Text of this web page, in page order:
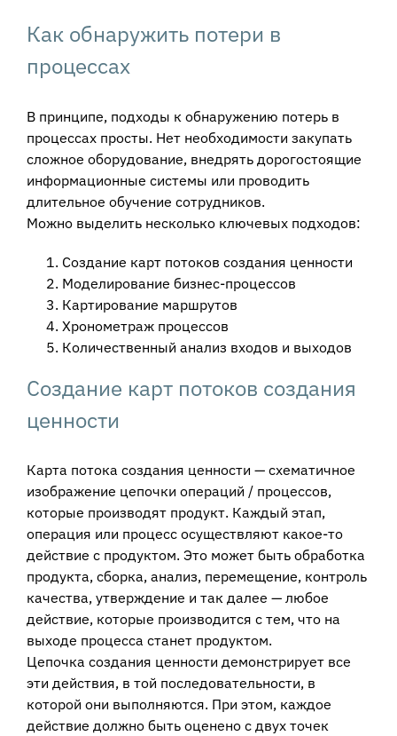
Как обнаружить потери в
процессах
В принципе, подходы к обнаружению потерь в
процессах просты. Нет необходимости закупать
сложное оборудование, внедрять дорогостоящие
информационные системы или проводить
длительное обучение сотрудников.
Можно выделить несколько ключевых подходов:
Создание карт потоков создания ценности
Моделирование бизнес-процессов
Картирование маршрутов
Хронометраж процессов
Количественный анализ входов и выходов
Создание карт потоков создания
ценности
Карта потока создания ценности — схематичное
изображение цепочки операций / процессов,
которые производят продукт. Каждый этап,
операция или процесс осуществляют какое-то
действие с продуктом. Это может быть обработка
продукта, сборка, анализ, перемещение, контроль
качества, утверждение и так далее — любое
действие, которые производится с тем, что на
выходе процесса станет продуктом.
Цепочка создания ценности демонстрирует все
эти действия, в той последовательности, в
которой они выполняются. При этом, каждое
действие должно быть оценено с двух точек